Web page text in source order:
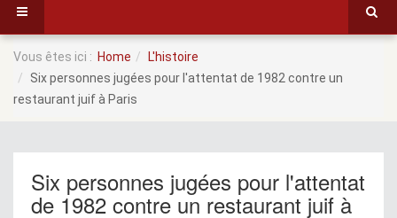
Vous êtes ici : Home
L'histoire
Six personnes jugées pour l'attentat de 1982 contre un
restaurant juif à Paris
Six personnes jugées pour l'attentat
de 1982 contre un restaurant juif à